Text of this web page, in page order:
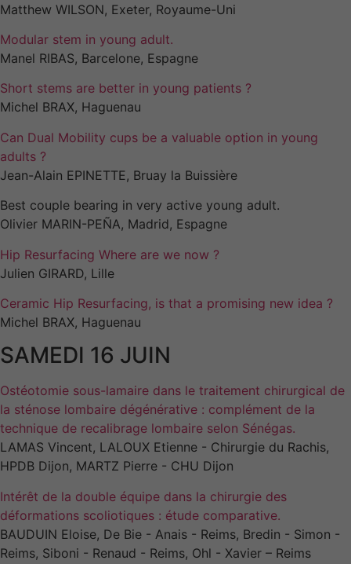
Matthew WILSON, Exeter, Royaume-Uni
Modular stem in young adult.
Manel RIBAS, Barcelone, Espagne
Short stems are better in young patients ?
Michel BRAX, Haguenau
Can Dual Mobility cups be a valuable option in young
adults ?
Jean-Alain EPINETTE, Bruay la Buissière
Best couple bearing in very active young adult.
Olivier MARIN-PEÑA, Madrid, Espagne
Hip Resurfacing Where are we now ?
Julien GIRARD, Lille
Ceramic Hip Resurfacing, is that a promising new idea ?
Michel BRAX, Haguenau
SAMEDI 16 JUIN
Ostéotomie sous-lamaire dans le traitement chirurgical de
la sténose lombaire dégénérative : complément de la
technique de recalibrage lombaire selon Sénégas.
LAMAS Vincent, LALOUX Etienne - Chirurgie du Rachis,
HPDB Dijon, MARTZ Pierre - CHU Dijon
Intérêt de la double équipe dans la chirurgie des
déformations scoliotiques : étude comparative.
BAUDUIN Eloise, De Bie - Anais - Reims, Bredin - Simon -
Reims, Siboni - Renaud - Reims, Ohl - Xavier – Reims
Nécessaires
Ces cookies ne
fonctionnement
du site Web.
Afin que nous
améliorer la
fonctionnalité
et la
structure du
fonction de
la manière
dont le site
Web est
utilisé.